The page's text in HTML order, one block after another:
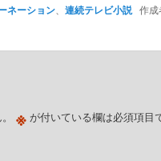
ネーション、 連続テレビ小説作成
※が付いている欄は必須項目